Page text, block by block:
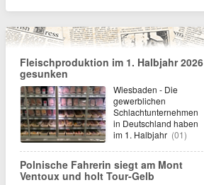
Fleischproduktion im 1. Halbjahr 2026
gesunken
Wiesbaden - Die
gewerblichen
Schlachtunternehmen
in Deutschland haben
im 1. Halbjahr (01)
Polnische Fahrerin siegt am Mont
Ventoux und holt Tour-Gelb